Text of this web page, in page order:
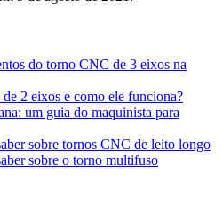
do torno CNC de 3 eixos na
2 eixos e como ele funciona?
um guia do maquinista para
sobre tornos CNC de leito longo
sobre o torno multifuso